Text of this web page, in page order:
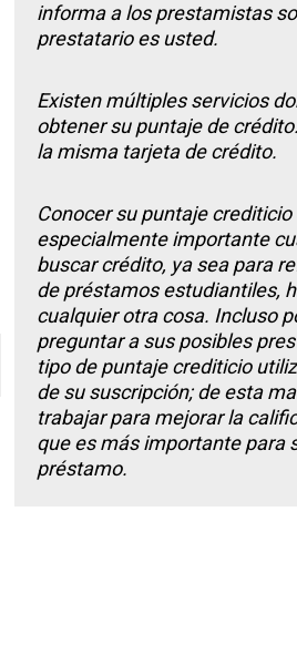
informa a los prestamistas
prestatario es usted.
Existen múltiples servicios
obtener su puntaje de
la misma tarjeta de crédito.
Conocer su puntaje crediticio
especialmente importante
buscar crédito, ya sea para
de préstamos estudiantiles,
cualquier otra cosa. Incluso
preguntar a sus posibles
tipo de puntaje crediticio
de su suscripción; de esta
trabajar para mejorar la
que es más importante para
préstamo.